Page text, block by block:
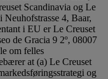
Scandinavia og Le
4, Baar,
i EU er Le Creuset
de Gracia 9 2º, 08007
om felles
at (a) Le Creuset
og